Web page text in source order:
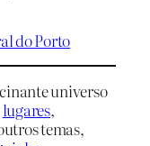
do Porto
universo
lugares,
temas,